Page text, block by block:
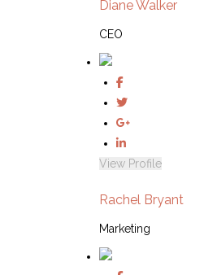
Diane Walker
CEO
View Profile
Rachel Bryant
Marketing